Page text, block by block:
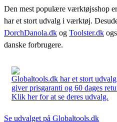
Den mest populære værktøjsshop
har et stort udvalg i værktøj.
DorchDanola.dk og Toolster.dk
danske forbrugere.
Globaltools.dk har et stort
giver prisgaranti og 60 dages
Klik her for at se deres udvalg.
Se udvalget på Globaltools.dk